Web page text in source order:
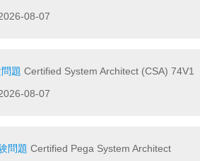
08-07
題 Certified System Architect (CSA) 74V1
08-07
問題 Certified Pega System Architect